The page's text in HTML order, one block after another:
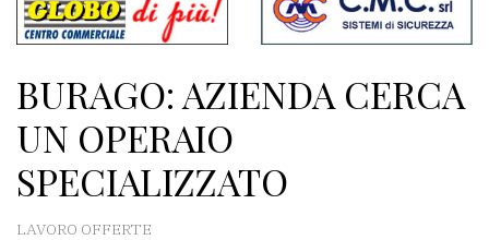
sito
Meteo
CONTATTI
La
BURAGO: AZIENDA CERCA
UN OPERAIO
SPECIALIZZATO
LAVORO OFFERTE